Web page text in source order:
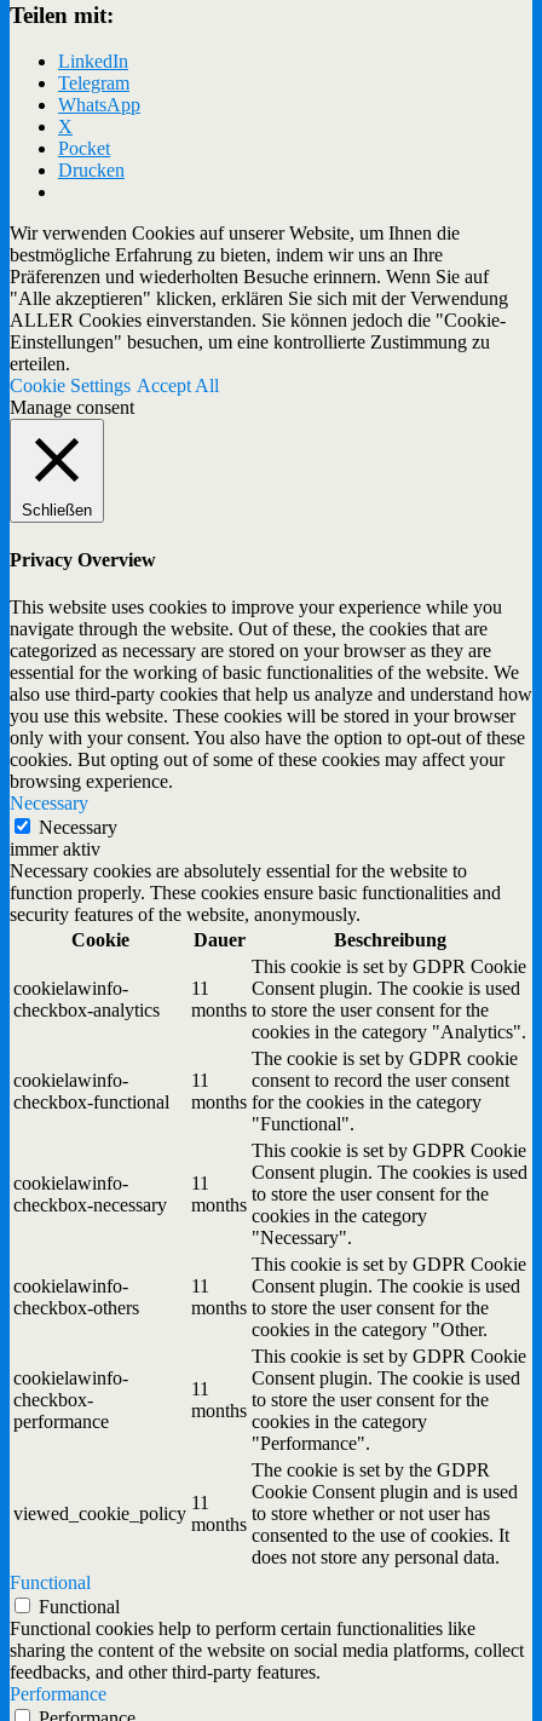
Teilen mit:
LinkedIn
Telegram
WhatsApp
X
Pocket
Drucken
Wir verwenden Cookies auf unserer Website, um Ihnen die
bestmögliche Erfahrung zu bieten, indem wir uns an Ihre
Präferenzen und wiederholten Besuche erinnern. Wenn Sie auf
"Alle akzeptieren" klicken, erklären Sie sich mit der Verwendung
ALLER Cookies einverstanden. Sie können jedoch die "Cookie-
Einstellungen" besuchen, um eine kontrollierte Zustimmung zu
erteilen.
Cookie Settings Accept All
Manage consent
Schließen
Privacy Overview
This website uses cookies to improve your experience while you
navigate through the website. Out of these, the cookies that are
categorized as necessary are stored on your browser as they are
essential for the working of basic functionalities of the website. We
also use third-party cookies that help us analyze and understand how
you use this website. These cookies will be stored in your browser
only with your consent. You also have the option to opt-out of these
cookies. But opting out of some of these cookies may affect your
browsing experience.
Necessary
Necessary
immer aktiv
Necessary cookies are absolutely essential for the website to
function properly. These cookies ensure basic functionalities and
security features of the website, anonymously.
Cookie
Dauer Beschreibung
cookielawinfo-
checkbox-analytics
11
months
This cookie is set by GDPR Cookie
Consent plugin. The cookie is used
to store the user consent for the
cookies in the category "Analytics".
cookielawinfo-
checkbox-functional
11
months
The cookie is set by GDPR cookie
consent to record the user consent
for the cookies in the category
"Functional".
cookielawinfo-
checkbox-necessary
11
months
This cookie is set by GDPR Cookie
Consent plugin. The cookies is used
to store the user consent for the
cookies in the category
"Necessary".
cookielawinfo-
checkbox-others
11
months
This cookie is set by GDPR Cookie
Consent plugin. The cookie is used
to store the user consent for the
cookies in the category "Other.
cookielawinfo-
checkbox-
performance
11
months
This cookie is set by GDPR Cookie
Consent plugin. The cookie is used
to store the user consent for the
cookies in the category
"Performance".
viewed_cookie_policy
11
months
The cookie is set by the GDPR
Cookie Consent plugin and is used
to store whether or not user has
consented to the use of cookies. It
does not store any personal data.
Functional
Functional
Functional cookies help to perform certain functionalities like
sharing the content of the website on social media platforms, collect
feedbacks, and other third-party features.
Performance